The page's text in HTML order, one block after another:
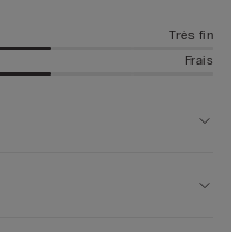
Très fin
Frais